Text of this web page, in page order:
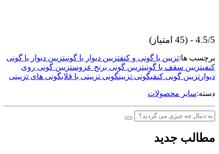
4.5/5 - (45 امتیاز)
برچسب ها:تزیین با گونی و کنفتزیین دیوار با گونیتزیین دیوار با گونی
کنفیتزیین سقف با گونیتزیین گونی برنج عروستزیین گونی روی
دیوار تزیین گونی کنفیگونی تزیینگونی تزیینی با قلابگونی های تزیینی
دسته:سایر محصولات
مطالب جدید